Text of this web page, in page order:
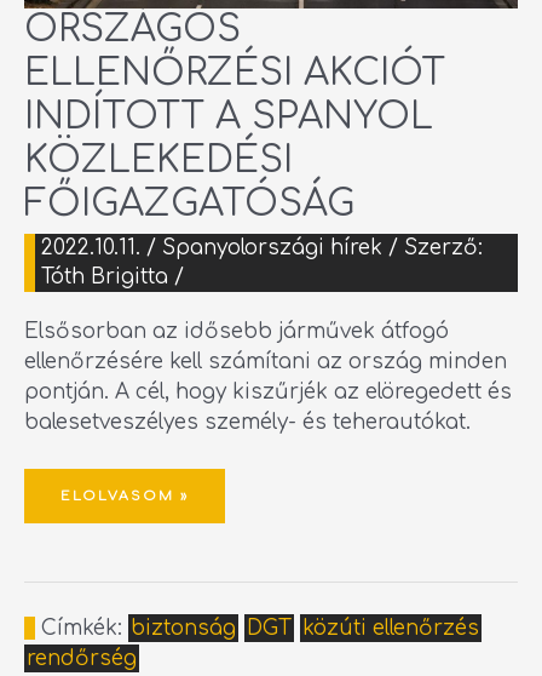
ORSZÁGOS
ELLENŐRZÉSI AKCIÓT
INDÍTOTT A SPANYOL
KÖZLEKEDÉSI
FŐIGAZGATÓSÁG
2022.10.11. / Spanyolországi hírek / Szerző:
Tóth Brigitta /
Elsősorban az idősebb járművek átfogó
ellenőrzésére kell számítani az ország minden
pontján. A cél, hogy kiszűrjék az elöregedett és
balesetveszélyes személy- és teherautókat.
ELOLVASOM »
Címkék: biztonság DGT
közúti ellenőrzés
rendőrség